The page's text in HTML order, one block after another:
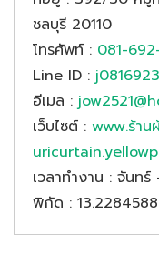
ชลบุรี 20110
โทรศัพท์ : 081-
Line ID :
อีเมล :
เว็บไซต์ : www.ร้าน
เวลาทำงาน : จันทร์
พิกัด :